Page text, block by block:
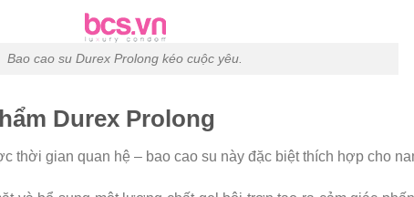
Bao cao su Durex Prolong kéo cuộc yêu.
Durex Prolong
gian quan hệ – bao cao su này đặc biệt thích hợp cho